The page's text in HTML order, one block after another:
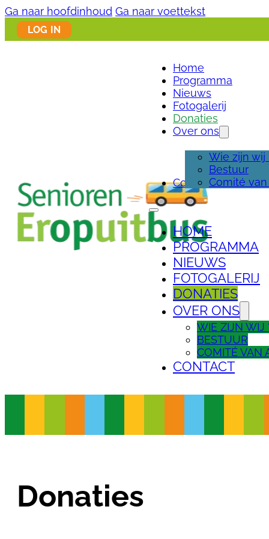
Ga naar hoofdinhoud Ga naar voettekst
LOG IN
Home
Programma
Nieuws
Fotogalerij
Donaties
Over ons
Wie zijn wij
Bestuur
Comité
Contact
HOME
PROGRAMMA
NIEUWS
FOTOGALERIJ
DONATIES
OVER ONS
WIE ZIJN WIJ
BESTUUR
COMITÉ VAN
CONTACT
Donaties